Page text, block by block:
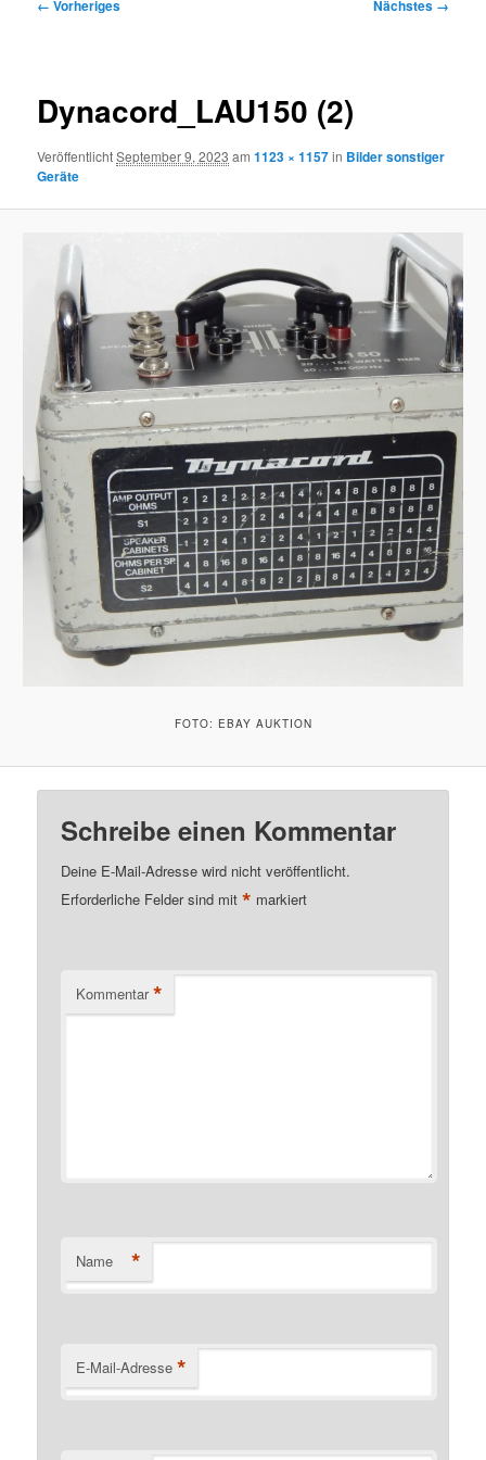
← Vorheriges Nächstes →
Dynacord_LAU150 (2)
VeröffentlichtSeptember 9, 2023 am1123 × 1157in Bilder sonstiger
Geräte
FOTO: EBAY AUKTION
Schreibe einen Kommentar
Deine E-Mail-Adresse wird nicht veröffentlicht.
Erforderliche Felder sind mit* markiert
Kommentar *
Name *
E-Mail-Adresse *